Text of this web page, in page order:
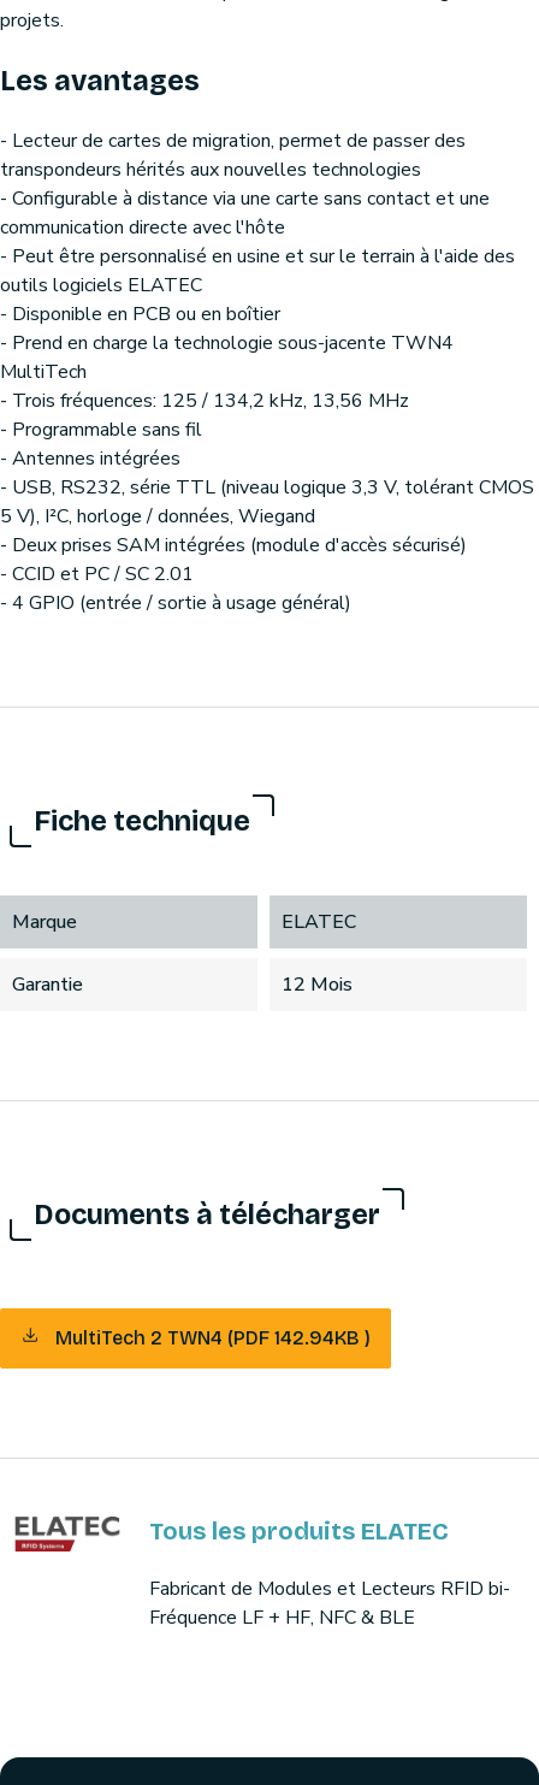
projets.
Les avantages
- Lecteur de cartes de migration, permet de passer des
transpondeurs hérités aux nouvelles technologies
- Configurable à distance via une carte sans contact et une
communication directe avec l'hôte
- Peut être personnalisé en usine et sur le terrain à l'aide des
outils logiciels ELATEC
- Disponible en PCB ou en boîtier
- Prend en charge la technologie sous-jacente TWN4
MultiTech
- Trois fréquences: 125 / 134,2 kHz, 13,56 MHz
- Programmable sans fil
- Antennes intégrées
- USB, RS232, série TTL (niveau logique 3,3 V, tolérant CMOS
5 V), I²C, horloge / données, Wiegand
- Deux prises SAM intégrées (module d'accès sécurisé)
- CCID et PC / SC 2.01
- 4 GPIO (entrée / sortie à usage général)
Fiche technique
Marque ELATEC
Garantie 12 Mois
Documents à télécharger
MultiTech 2 TWN4 (PDF 142.94KB )
Tous les produits ELATEC
Fabricant de Modules et Lecteurs RFID bi-
Fréquence LF + HF, NFC & BLE